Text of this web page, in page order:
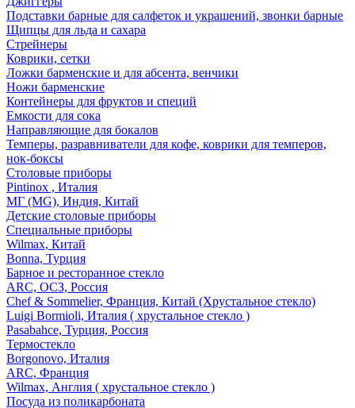
Подставки барные для салфеток и украшений, звонки барные
Щипцы для льда и сахара
Стрейнеры
Коврики, сетки
Ложки барменские и для абсента, венчики
Ножи барменские
Контейнеры для фруктов и специй
Емкости для сока
Направляющие для бокалов
Темперы, разравниватели для кофе, коврики для темперов,
нок-боксы
Столовые приборы
Pintinox , Италия
МГ (MG), Индия, Китай
Детские столовые приборы
Специальные приборы
Wilmax, Китай
Bonna, Турция
Барное и ресторанное стекло
ARC, ОСЗ, Россия
Chef & Sommelier, Франция, Китай (Хрустальное стекло)
Luigi Bormioli, Италия ( хрустальное стекло )
Pasabahce, Турция, Россия
Термостекло
Borgonovo, Италия
ARC, Франция
Wilmax, Англия ( хрустальное стекло )
Посуда из поликарбоната